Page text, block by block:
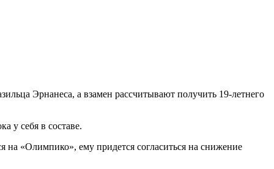
Эрнанеса, а взамен рассчитывают получить 19-летнего
у себя в составе.
на «Олимпико», ему придется согласиться на снижение